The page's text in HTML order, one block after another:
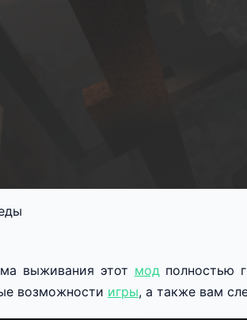
выживания этот мод полностью
возможности игры, а также вам